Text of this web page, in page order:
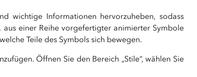
wichtige Informationen hervorzuheben, sodass
einer Reihe vorgefertigter animierter Symbole
Teile des Symbols sich bewegen.
Öffnen Sie den Bereich „Stile“, wählen Sie